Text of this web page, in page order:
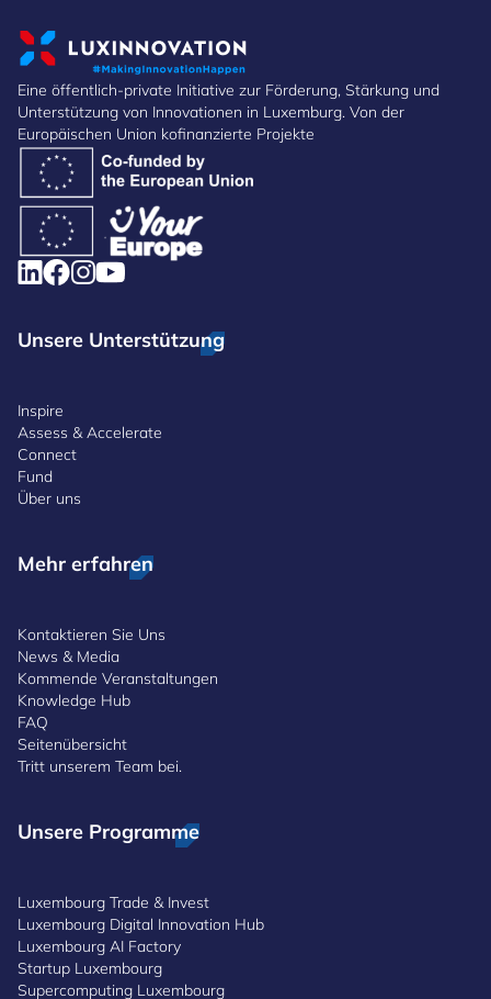
Eine öffentlich-private Initiative zur Förderung, Stärkung und
Unterstützung von Innovationen in Luxemburg. Von der
Europäischen Union kofinanzierte Projekte
Unsere Unterstützung
Inspire
Assess & Accelerate
Connect
Fund
Über uns
Mehr erfahren
Kontaktieren Sie Uns
News & Media
Kommende Veranstaltungen
Knowledge Hub
FAQ
Seitenübersicht
Tritt unserem Team bei.
Unsere Programme
Luxembourg Trade & Invest
Luxembourg Digital Innovation Hub
Luxembourg AI Factory
Startup Luxembourg
Supercomputing Luxembourg